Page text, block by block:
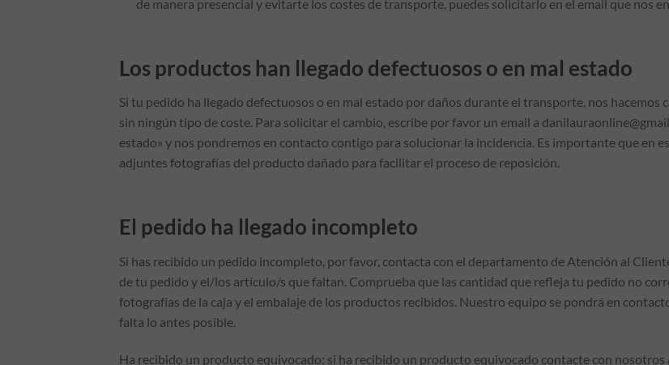
de manera presencial y evitarte los costes de transporte, puedes solicitarlo en el email que nos
Los productos han llegado defectuosos o en mal estado
Si tu pedido ha llegado defectuosos o en mal estado por daños durante el transporte, nos
sin ningún tipo de coste. Para solicitar el cambio, escribe por favor un email a
estado» y nos pondremos en contacto contigo para solucionar la incidencia. Es importante que en
adjuntes fotografías del producto dañado para facilitar el proceso de reposición.
El pedido ha llegado incompleto
Si has recibido un pedido incompleto, por favor, contacta con el departamento de Atención al
de tu pedido y el/los artículo/s que faltan. Comprueba que las cantidad que refleja tu pedido no
fotografías de la caja y el embalaje de los productos recibidos. Nuestro equipo se pondrá en
falta lo antes posible.
Ha recibido un producto equivocado: si ha recibido un producto equivocado contacte con